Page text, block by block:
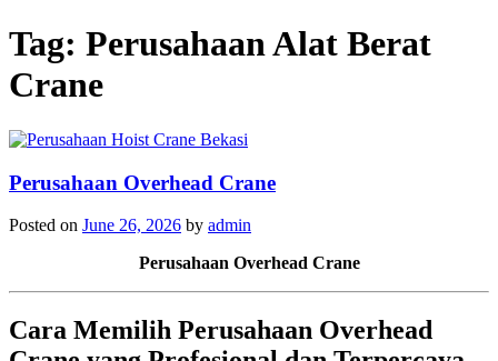
Tag: Perusahaan Alat Berat
Crane
Perusahaan Overhead Crane
Posted on June 26, 2026 by admin
Perusahaan Overhead Crane
Cara Memilih Perusahaan Overhead